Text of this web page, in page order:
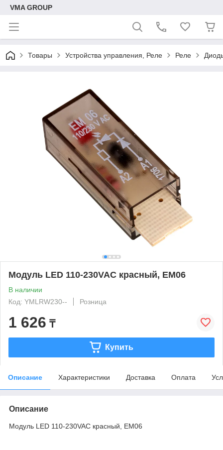
VMA GROUP
Товары Устройства управления, Реле Реле
Модуль LED 110-230VAC красный, EM06
В наличии
Код: YMLRW230--
Розница
1 626 ₸
Купить
Описание Характеристики Доставка Оплата
Описание
Модуль LED 110-230VAC красный, EM06